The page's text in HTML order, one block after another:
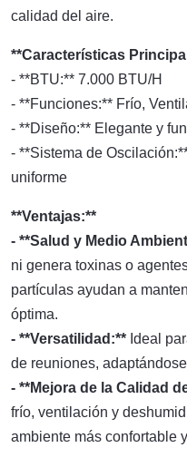
calidad del aire.
**Características
- **BTU:** 7.000 BTU/H
- **Funciones:** Frío,
- **Diseño:** Elegante y
- **Sistema de
uniforme
**Ventajas:**
- **Salud y Medio
ni genera toxinas o
partículas ayudan a
óptima.
- **Versatilidad:** Ideal
de reuniones,
- **Mejora de la Calidad
frío, ventilación y
ambiente más confortable